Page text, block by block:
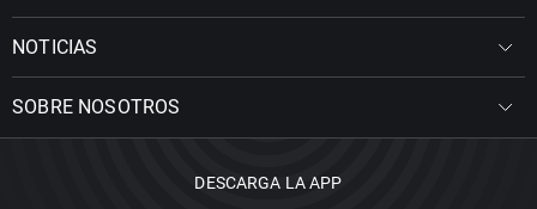
NOTICIAS
SOBRE NOSOTROS
DESCARGA LA APP